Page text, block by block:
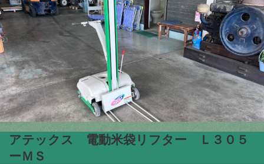
アテックス 電動米袋リフター Ｌ３０５
ーＭＳ